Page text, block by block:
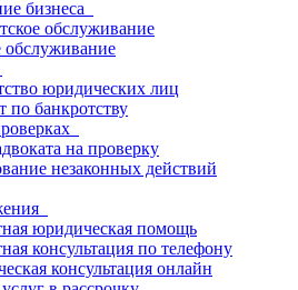
бизнеса
обслуживание
обслуживание
юридических лиц
по банкротству
на проверку
незаконных действий
юридическая помощь
консультация по телефону
консультация онлайн